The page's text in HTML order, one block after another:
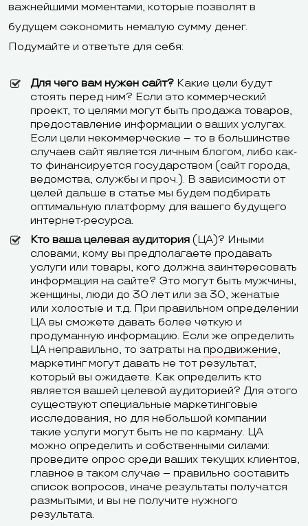
важнейшими моментами, которые позволят в
будущем сэкономить немалую сумму денег.
Подумайте и ответьте для себя:
Для чего вам нужен сайт? Какие цели будут
стоять перед ним? Если это коммерческий
проект, то целями могут быть продажа товаров,
предоставление информации о ваших услугах.
Если цели некоммерческие – то в большинстве
случаев сайт является личным блогом, либо как-
то финансируется государством (сайт города,
ведомства, службы и проч.). В зависимости от
целей дальше в статье мы будем подбирать
оптимальную платформу для вашего будущего
интернет-ресурса.
Кто ваша целевая аудитория (ЦА)? Иными
словами, кому вы предполагаете продавать
услуги или товары, кого должна заинтересовать
информация на сайте? Это могут быть мужчины,
женщины, люди до 30 лет или за 30, женатые
или холостые и т.д. При правильном определении
ЦА вы сможете давать более четкую и
продуманную информацию. Если же определить
ЦА неправильно, то затраты напродвижение,
маркетинг могут давать не тот результат,
который вы ожидаете. Как определить кто
является вашей целевой аудиторией? Для этого
существуют специальные маркетинговые
исследования, но для небольшой компании
такие услуги могут быть не по карману. ЦА
можно определить и собственными силами:
проведите опрос среди ваших текущих клиентов,
главное в таком случае – правильно составить
список вопросов, иначе результаты получатся
размытыми, и вы не получите нужного
результата.